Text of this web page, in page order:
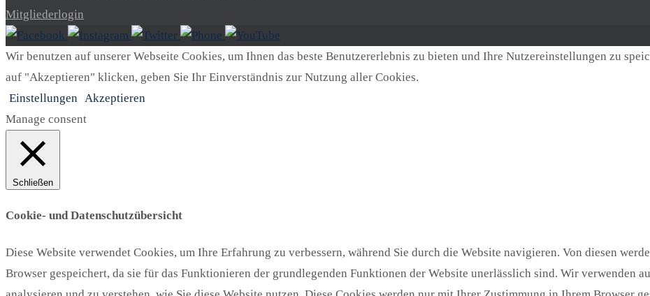
Mitgliederlogin
Wir benutzen auf unserer Webseite Cookies, um Ihnen das beste Benutzererlebnis zu bieten und Ihre Nutzereinstellungen zu
auf "Akzeptieren" klicken, geben Sie Ihr Einverständnis zur Nutzung aller Cookies.
Einstellungen
Akzeptieren
Manage consent
Schließen
Cookie- und Datenschutzübersicht
Diese Website verwendet Cookies, um Ihre Erfahrung zu verbessern, während Sie durch die Website navigieren. Von diesen
Browser gespeichert, da sie für das Funktionieren der grundlegenden Funktionen der Website unerlässlich sind. Wir verwenden